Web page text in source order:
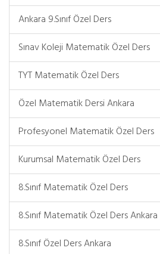
Ankara 9.Sınıf Özel Ders
Sınav Koleji Matematik Özel Ders
TYT Matematik Özel Ders
Özel Matematik Dersi Ankara
Profesyonel Matematik Özel Ders
Kurumsal Matematik Özel Ders
8.Sınıf Matematik Özel Ders
8.Sınıf Matematik Özel Ders Ankara
8.Sınıf Özel Ders Ankara